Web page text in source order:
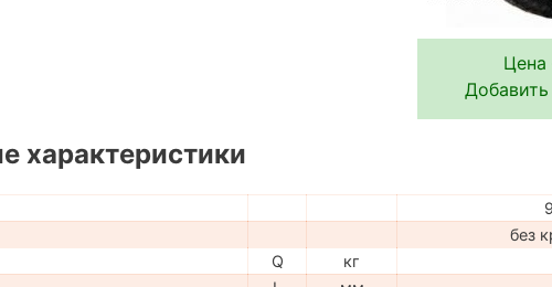
Цена
характеристики
без
Q кг